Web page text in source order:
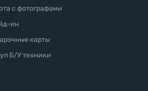
с фотографами
ин
карты
Б/У техники